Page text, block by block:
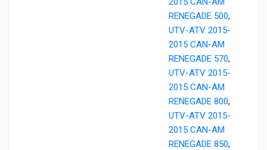
RENEGADE 500,
UTV-ATV 2015-
2015 CAN-AM
RENEGADE 570,
UTV-ATV 2015-
2015 CAN-AM
RENEGADE 800,
UTV-ATV 2015-
2015 CAN-AM
RENEGADE 850,